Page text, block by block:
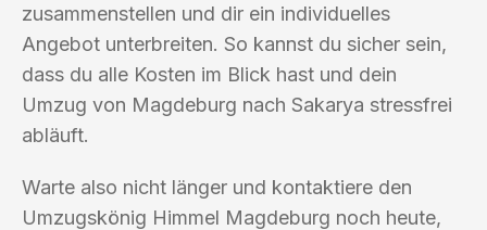
zusammenstellen und dir ein individuelles
Angebot unterbreiten. So kannst du sicher sein,
dass du alle Kosten im Blick hast und dein
Umzug von Magdeburg nach Sakarya stressfrei
abläuft.
Warte also nicht länger und kontaktiere den
Umzugskönig Himmel Magdeburg noch heute,